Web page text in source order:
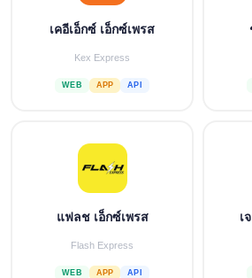
เคอีเอ็กซ์ เอ็กซ์เพรส
Kex Express
WEB APP API
แฟลช เอ็กซ์เพรส
Flash Express
WEB APP API
เ